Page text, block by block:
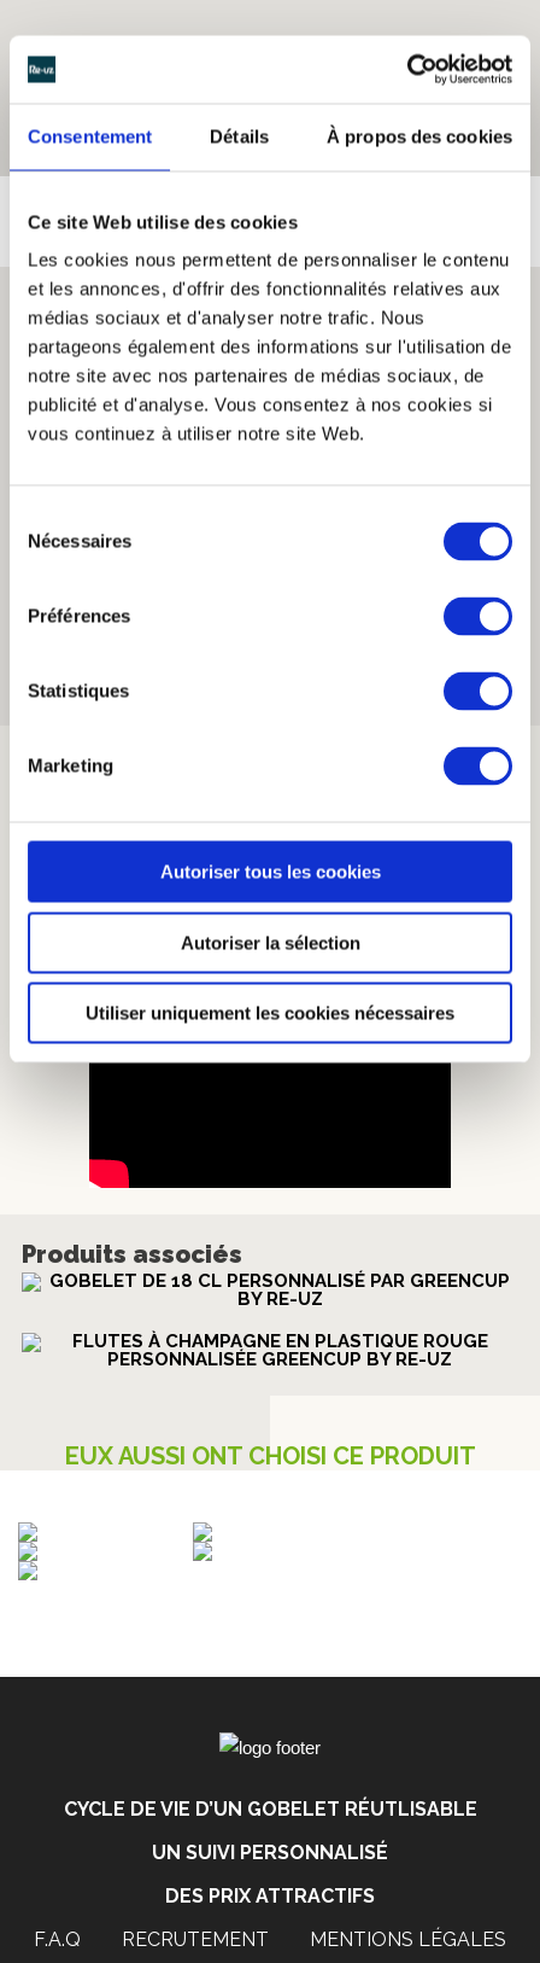
Consentement Détails À propos des cookies
Ce site Web utilise des cookies
Les cookies nous permettent de personnaliser le contenu
et les annonces, d'offrir des fonctionnalités relatives aux
médias sociaux et d'analyser notre trafic. Nous
partageons également des informations sur l'utilisation de
notre site avec nos partenaires de médias sociaux, de
publicité et d'analyse. Vous consentez à nos cookies si
vous continuez à utiliser notre site Web.
Nécessaires
Préférences
Statistiques
Marketing
Autoriser tous les cookies
Autoriser la sélection
Utiliser uniquement les cookies nécessaires
Infos utiles
Vous êtes plutôt vin blanc ou rouge ? Dans tous les cas, nous
avons le verre à vin réutilisable fait pour vous ! Mettez de
l’élégance et du raffinement dans vos éco-évènements grâce à
nos verres à vin réutilisables et personnalisables. Nos verres à
pieds réutilisables sont déclinés en plusieurs couleurs
Voir la démo
Produits associés
EUX AUSSI ONT CHOISI CE PRODUIT
CYCLE DE VIE D’UN GOBELET RÉUTLISABLE
UN SUIVI PERSONNALISÉ
DES PRIX ATTRACTIFS
F.A.Q
RECRUTEMENT MENTIONS LÉGALES